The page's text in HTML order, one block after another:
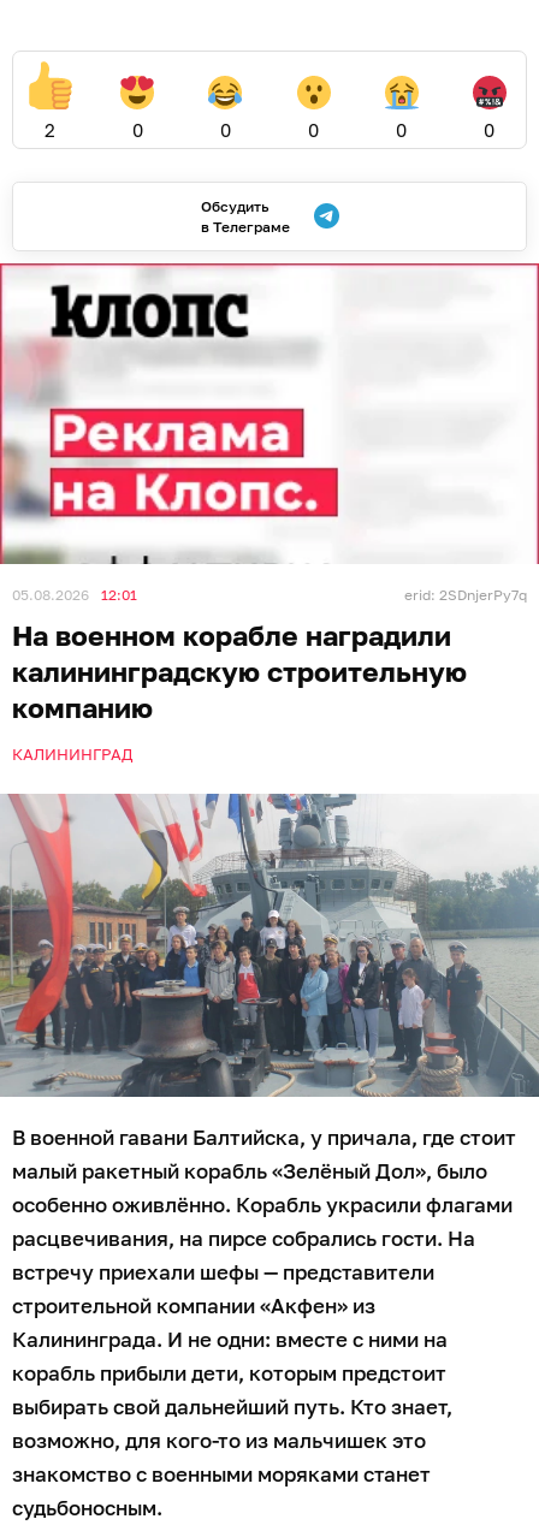
2 0 0 0 0 0
Обсудить
в Телеграме
05.08.2026 12:01 erid: 2SDnjerPy7q
На военном корабле наградили
калининградскую строительную
компанию
КАЛИНИНГРАД
В военной гавани Балтийска, у причала, где стоит
малый ракетный корабль «Зелёный Дол», было
особенно оживлённо. Корабль украсили флагами
расцвечивания, на пирсе собрались гости. На
встречу приехали шефы — представители
строительной компании «Акфен» из
Калининграда. И не одни: вместе с ними на
корабль прибыли дети, которым предстоит
выбирать свой дальнейший путь. Кто знает,
возможно, для кого-то из мальчишек это
знакомство с военными моряками станет
судьбоносным.